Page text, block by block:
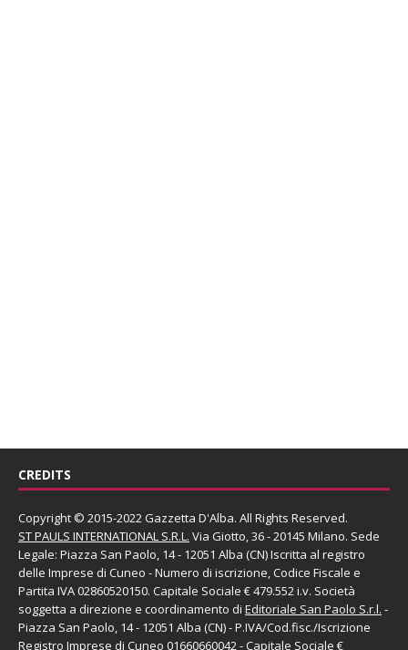
CREDITS
Copyright © 2015-2022 Gazzetta D'Alba. All Rights Reserved.
ST PAULS INTERNATIONAL S.R.L. Via Giotto, 36 - 20145 Milano. Sede
Legale: Piazza San Paolo, 14 - 12051 Alba (CN) Iscritta al registro
delle Imprese di Cuneo - Numero di iscrizione, Codice Fiscale e
Partita IVA 02860520150. Capitale Sociale € 479.552 i.v. Società
soggetta a direzione e coordinamento di Editoriale San Paolo S.r.l. -
Piazza San Paolo, 14 - 12051 Alba (CN) - P.IVA/Cod.fisc./Iscrizione
Registro Imprese di Cuneo 01660660042 - Capitale Sociale €